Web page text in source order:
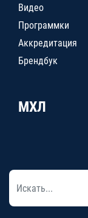
Видео
Программки
Аккредитация
Брендбук
МХЛ